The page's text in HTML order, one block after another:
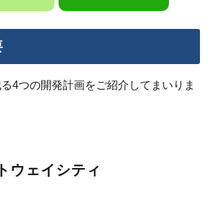
4つの開発計画をご紹介してまいりま
ウェイシティ